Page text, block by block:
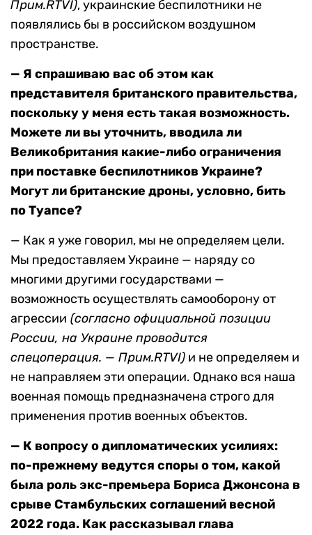
Прим.RTVI), украинские беспилотники не
появлялись бы в российском воздушном
пространстве.
— Я спрашиваю вас об этом как
представителя британского правительства,
поскольку у меня есть такая возможность.
Можете ли вы уточнить, вводила ли
Великобритания какие-либо ограничения
при поставке беспилотников Украине?
Могутлибританские дроны, условно, бить
поТуапсе?
— Как я уже говорил, мы не определяем цели.
Мы предоставляем Украине — наряду со
многими другими государствами —
возможность осуществлять самооборону от
агрессии (согласно официальной позиции
России, на Украине проводится
спецоперация. — Прим.RTVI) и не определяем и
не направляем эти операции. Однако вся наша
военная помощь предназначена строго для
применения против военных объектов.
— К вопросу о дипломатических усилиях:
по-прежнему ведутся споры о том, какой
была роль экс-премьера Бориса Джонсона в
срыве Стамбульских соглашений весной
2022 года. Как рассказывал глава